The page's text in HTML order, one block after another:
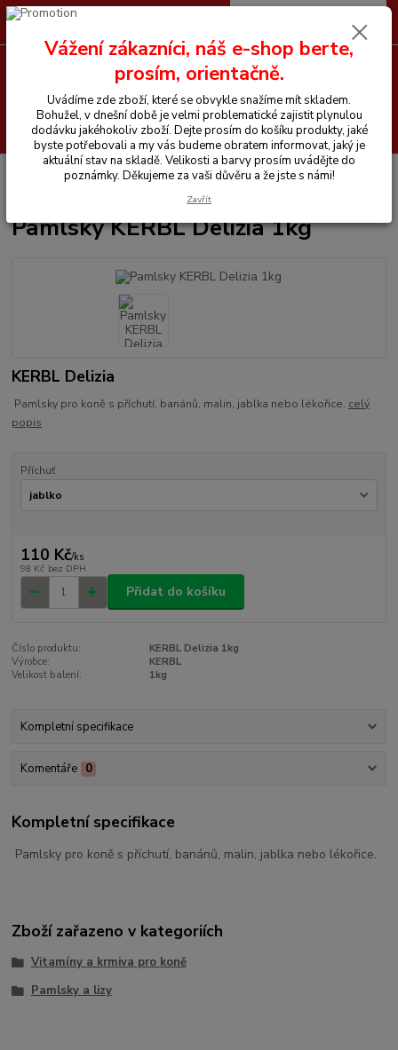
Hledat
+420 605 255 500 0 Kč
Vitamíny a krmiva pro koně Pamlsky a lizy
Pamlsky KERBL
Pamlsky KERBL Delizia 1kg
KERBL Delizia
Pamlsky pro koně s příchutí, banánů, malin, jablka nebo lékořice. celý
popis
Příchuť
110 Kč/ks
98 Kč bez DPH
Přidat do košíku
Číslo produktu:
KERBL Delizia 1kg
Výrobce:
KERBL
Velikost balení:
1kg
Kompletní specifikace
Komentáře 0
Kompletní specifikace
Pamlsky pro koně s příchutí, banánů, malin, jablka nebo lékořice.
Zboží zařazeno v kategoriích
Vitamíny a krmiva pro koně
Pamlsky a lizy
Vážení zákazníci, náš e-shop berte,
prosím, orientačně.
Uvádíme zde zboží, které se obvykle snažíme mít skladem.
Bohužel, v dnešní době je velmi problematické zajistit plynulou
dodávku jakéhokoliv zboží. Dejte prosím do košíku produkty, jaké
byste potřebovali a my vás budeme obratem informovat, jaký je
aktuální stav na skladě. Velikosti a barvy prosím uvádějte do
poznámky. Děkujeme za vaši důvěru a že jste s námi!
Zavřít